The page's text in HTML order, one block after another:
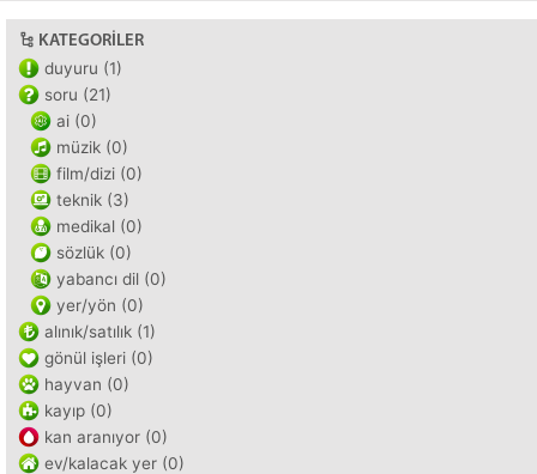
KATEGORILER
duyuru (1)
soru (21)
ai (0)
müzik (0)
film/dizi (0)
teknik (3)
medikal (0)
sözlük (0)
yabancı dil (0)
yer/yön (0)
alınık/satılık (1)
gönül işleri (0)
hayvan (0)
kayıp (0)
kan aranıyor (0)
ev/kalacak yer (0)